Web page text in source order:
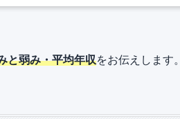
と弱み・平均年収をお伝えします。